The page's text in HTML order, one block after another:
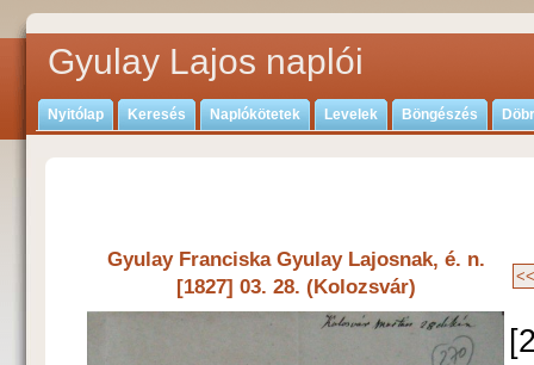
Gyulay Lajos naplói
Nyitólap Keresés Naplókötetek Levelek Böngészés
Gyulay Franciska Gyulay Lajosnak, é. n.
[1827] 03. 28. (Kolozsvár)